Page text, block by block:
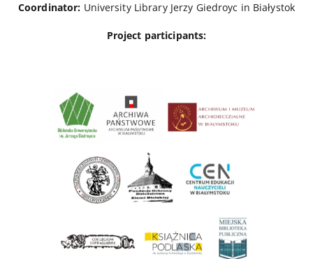
Coordinator: University Library Jerzy Giedroyc in Białystok
Project participants: